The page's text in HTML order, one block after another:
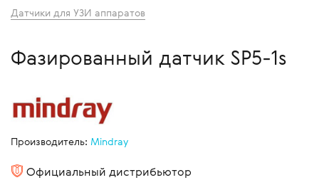
Датчики для УЗИ аппаратов
Фазированный датчик SP5-1s
Производитель: Mindray
Официальный дистрибьютор